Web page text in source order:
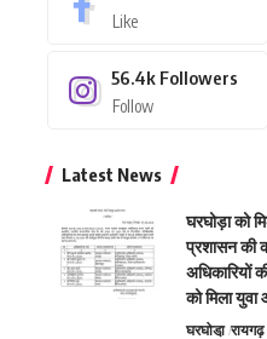
Like
56.4k Followers
Follow
Latest News
घरघोड़ा को
प्रशासन की
अधिकारियों
को मिला
घरघोडा़ रायगढ़